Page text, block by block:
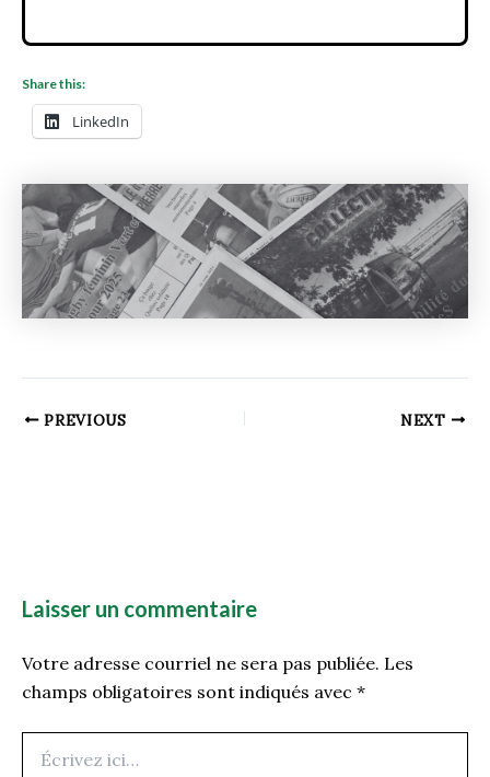
Share this:
LinkedIn
PREVIOUS NEXT
Laisser un commentaire
Votre adresse courriel ne sera pas publiée. Les
champs obligatoires sont indiqués avec *
ici…